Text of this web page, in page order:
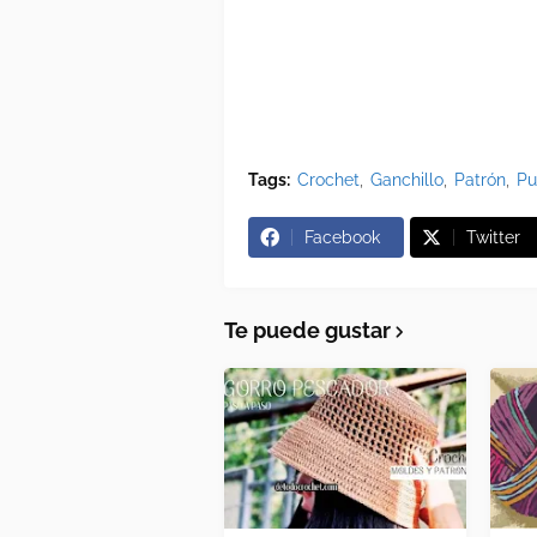
Tags: Crochet Ganchillo Patrón
Facebook Twitter
Te puede gustar